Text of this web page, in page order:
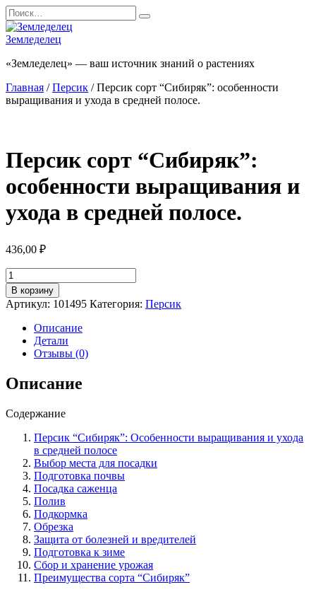
Перейти
к
содержанию
Search
for:
Земледелец
«Земледелец» — ваш источник знаний о растениях
Главная /Персик / Персик сорт “Сибиряк”: особенности
выращивания и ухода в средней полосе.
Персик сорт “Сибиряк”:
особенности выращивания и
ухода в средней полосе.
436,00 ₽
Количество
товара
Персик
сорт
"Сибиряк":
особенности
выращивания
ухода
в
полосе.
В корзину
Артикул: 101495 Категория: Персик
Описание
Детали
Отзывы (0)
Описание
Содержание
Персик “Сибиряк”: Особенности выращивания и ухода
в средней полосе
Выбор места для посадки
Подготовка почвы
Посадка саженца
Полив
Подкормка
Обрезка
Защита от болезней и вредителей
Подготовка к зиме
Сбор и хранение урожая
Преимущества сорта “Сибиряк”